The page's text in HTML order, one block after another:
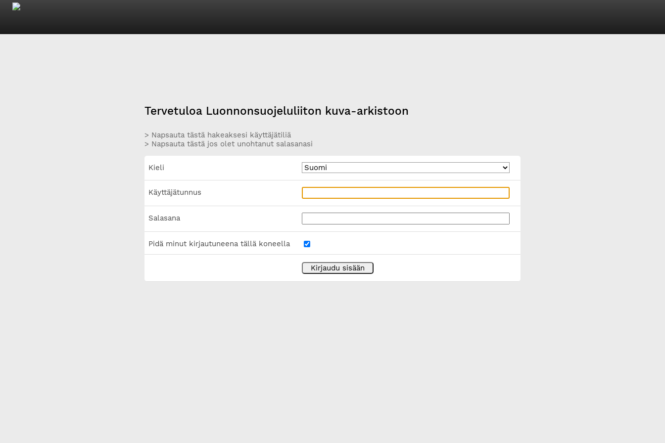
Tervetuloa Luonnonsuojeluliiton kuva-arkistoon
> Napsauta tästä hakeaksesi käyttäjätiliä
> Napsauta tästä jos olet unohtanut salasanasi
Kieli
Käyttäjätunnus
Salasana
Pidä minut kirjautuneena tällä koneella